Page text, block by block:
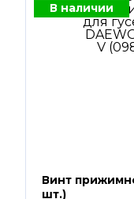
В наличии
Винт
шт.)